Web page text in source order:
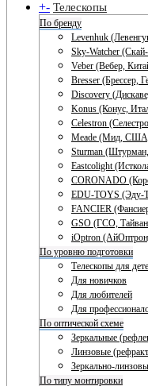
+- Телескопы
По бренду
Levenhuk
Sky-Watcher
Veber (Вебер,
Bresser (Брессер,
Discovery
Konus (Конус,
Celestron
Meade (Мид,
Sturman
Eastcolight
CORONADO
EDU-TOYS (Эду-
FANCIER
GSO (ГСО,
iOptron
По уровню подготовки
Телескопы для
Для новичков
Для любителей
Для
По оптической схеме
Зеркальные
Линзовые
Зеркально-
По типу монтировки